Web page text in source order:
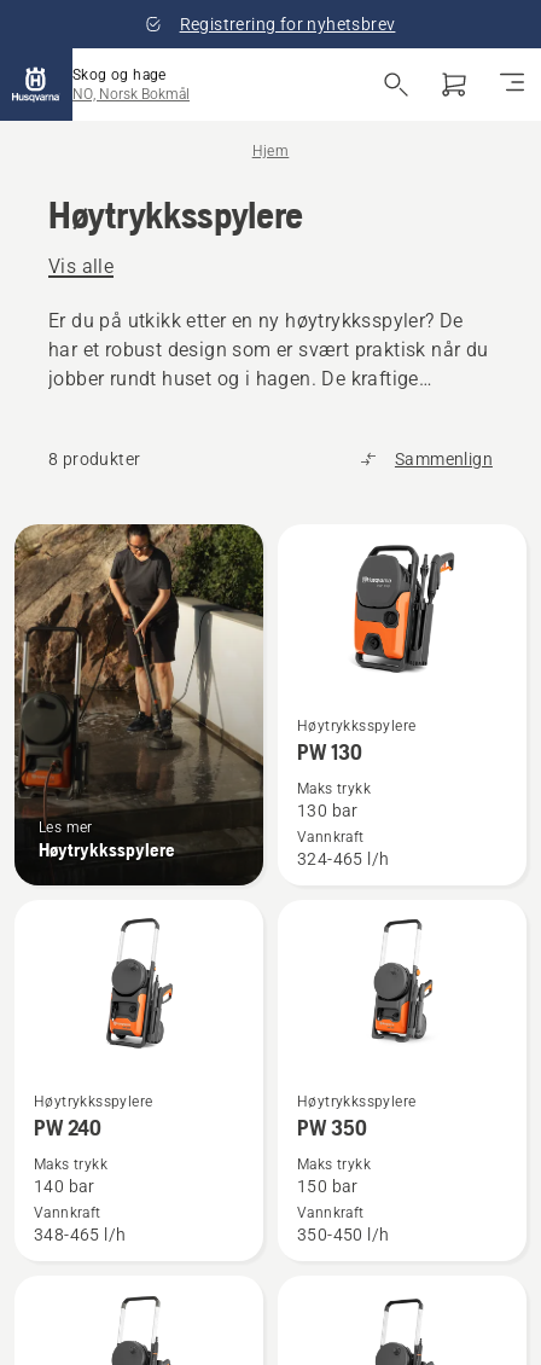
Registrering for nyhetsbrev
Skog og hage
NO, Norsk Bokmål
Hjem
Høytrykksspylere
Vis alle
Er du på utkikk etter en ny høytrykksspyler? De
har et robust design som er svært praktisk når du
jobber rundt huset og i hagen. De kraftige
effektive.
8 produkter Sammenlign
Alle
produkter
Les mer
Høytrykksspylere
Se
flere
om
PW 130
Høytrykksspylere
PW 130
Maks trykk
130 bar
Vannkraft
324-465 l/h
Se
flere
om
PW 240
Høytrykksspylere
PW 240
Maks trykk
140 bar
Vannkraft
348-465 l/h
Se
flere
om
PW 350
Høytrykksspylere
PW 350
Maks trykk
150 bar
Vannkraft
350-450 l/h